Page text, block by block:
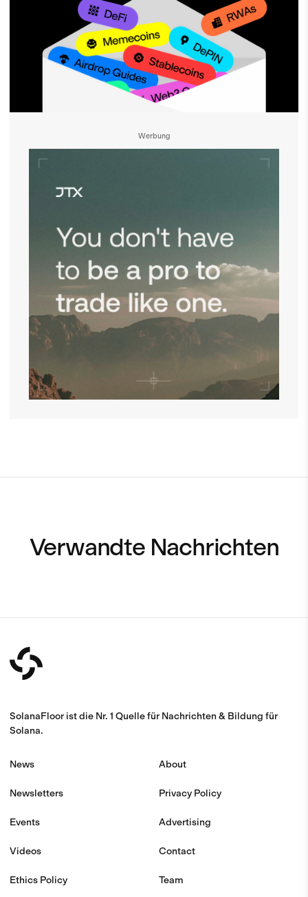
Werbung
Verwandte Nachrichten
SolanaFloor ist die Nr. 1 Quelle für Nachrichten & Bildung für
Solana.
News
Newsletters
Events
Videos
Ethics Policy
About
Privacy Policy
Advertising
Contact
Team